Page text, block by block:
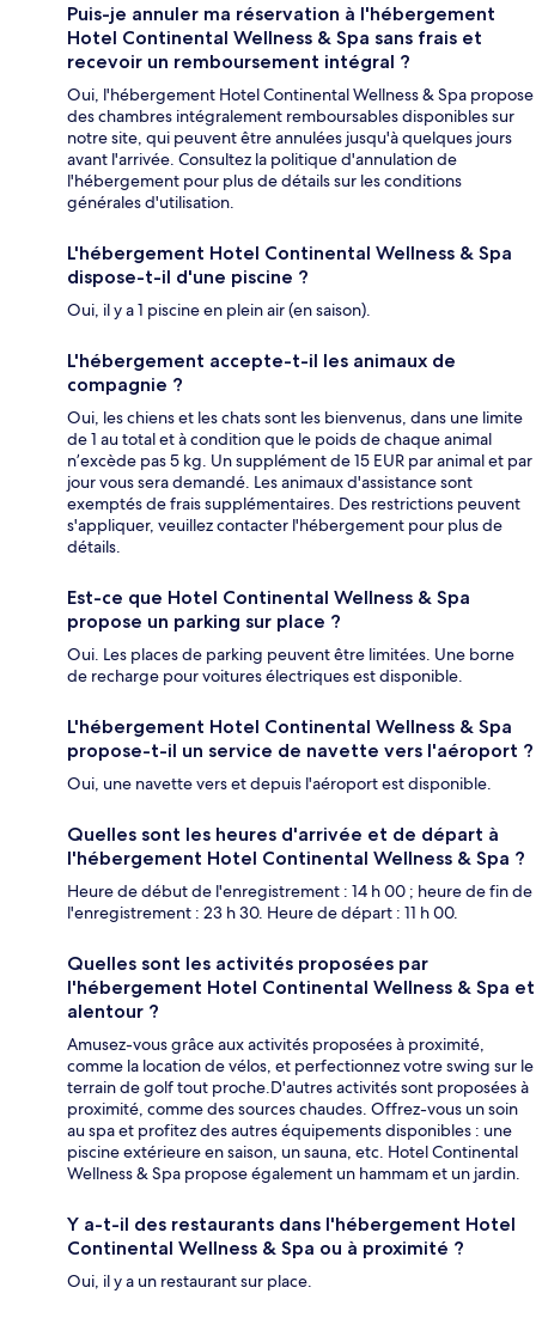
Puis-je annuler ma réservation à l'hébergement
Hotel Continental Wellness & Spa sans frais et
recevoir un remboursement intégral ?
Oui, l'hébergement Hotel Continental Wellness & Spa propose
des chambres intégralement remboursables disponibles sur
notre site, qui peuvent être annulées jusqu'à quelques jours
avant l'arrivée. Consultez la politique d'annulation de
l'hébergement pour plus de détails sur les conditions
générales d'utilisation.
L'hébergement Hotel Continental Wellness & Spa
dispose-t-il d'une piscine ?
Oui, il y a 1 piscine en plein air (en saison).
L'hébergement accepte-t-il les animaux de
compagnie ?
Oui, les chiens et les chats sont les bienvenus, dans une limite
de 1 au total et à condition que le poids de chaque animal
n’excède pas 5 kg. Un supplément de 15 EUR par animal et par
jour vous sera demandé. Les animaux d'assistance sont
exemptés de frais supplémentaires. Des restrictions peuvent
s'appliquer, veuillez contacter l'hébergement pour plus de
détails.
Est-ce que Hotel Continental Wellness & Spa
propose un parking sur place ?
Oui. Les places de parking peuvent être limitées. Une borne
de recharge pour voitures électriques est disponible.
L'hébergement Hotel Continental Wellness & Spa
propose-t-il un service de navette vers l'aéroport ?
Oui, une navette vers et depuis l'aéroport est disponible.
Quelles sont les heures d'arrivée et de départ à
l'hébergement Hotel Continental Wellness & Spa ?
Heure de début de l'enregistrement : 14 h 00 ; heure de fin de
l'enregistrement : 23 h 30. Heure de départ : 11 h 00.
Quelles sont les activités proposées par
l'hébergement Hotel Continental Wellness & Spa et
alentour ?
Amusez-vous grâce aux activités proposées à proximité,
comme la location de vélos, et perfectionnez votre swing sur le
terrain de golf tout proche.D'autres activités sont proposées à
proximité, comme des sources chaudes. Offrez-vous un soin
au spa et profitez des autres équipements disponibles : une
piscine extérieure en saison, un sauna, etc. Hotel Continental
Wellness & Spa propose également un hammam et un jardin.
Y a-t-il des restaurants dans l'hébergement Hotel
Continental Wellness & Spa ou à proximité ?
Oui, il y a un restaurant sur place.